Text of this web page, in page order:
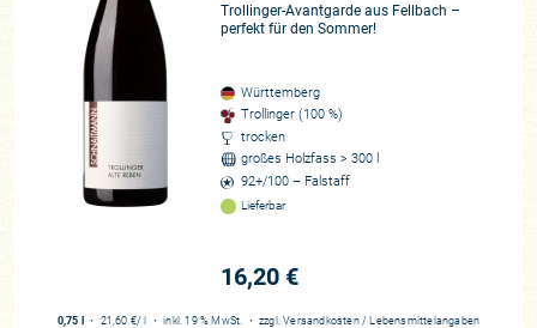
Trollinger-Avantgarde aus Fellbach –
perfekt für den Sommer!
Württemberg
Trollinger (100 %)
trocken
großes Holzfass > 300 l
92+/100 – Falstaff
Lieferbar
16,20 €
0,75 l ・ 21,60 €/ l ・inkl. 19 % MwSt. ・ zzgl.Versandkosten / Lebensmittelangaben